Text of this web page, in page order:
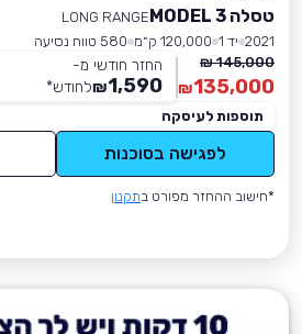
טסלה MODEL 3
LONG RANGE
2021 יד 1 120,000 ק״מ
580 טווח נסיעה
145,000 ₪
135,000
₪
החזר חודשי מ-
1,590
₪לחודש*
תוספות לעיסקה
לפגישה בסוכנות
*חישוב ההחזר מפורט בתקנון